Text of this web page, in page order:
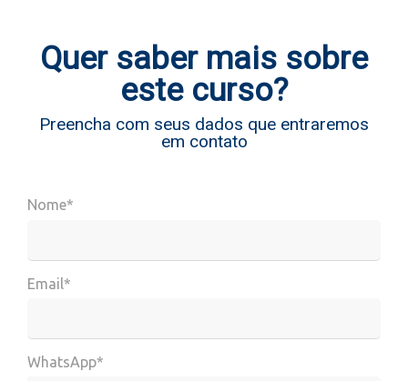
Quer saber mais sobre
este curso?
Preencha com seus dados que entraremos
em contato
Nome*
Email*
WhatsApp*